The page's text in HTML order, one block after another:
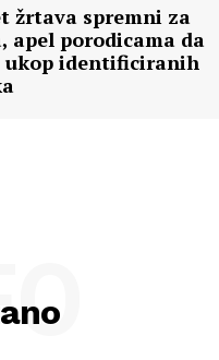
žrtava spremni za
apel porodicama da
ukop identificiranih